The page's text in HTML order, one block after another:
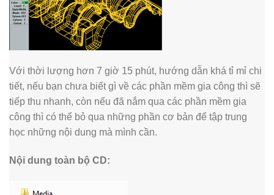
Với thời lượng hơn 7 giờ 15 phút, hướng dẫn khá tỉ mỉ chi
tiết, nếu bạn chưa biết gì về các phần mềm gia công thì sẽ
tiếp thu nhanh, còn nếu đã nắm qua các phần mềm gia
công thì có thể bỏ qua những phần cơ bản để tập trung
học những nội dung mà mình cần.
Nội dung toàn bộ CD: